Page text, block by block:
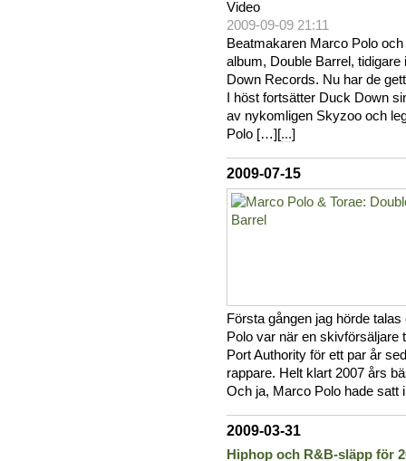
Video
2009-09-09 21:11
Beatmakaren Marco Polo
album, Double Barrel,
Down Records. Nu har de
I höst fortsätter Duck Down
av nykomligen Skyzoo och
Polo […][...]
2009-07-15
Första gången jag hörde
Polo var när en skivförsäljare
Port Authority för ett par år
rappare. Helt klart 2007 års
Och ja, Marco Polo hade
2009-03-31
Hiphop och R&B-släpp för